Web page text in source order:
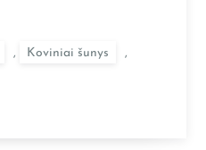
, Koviniai šunys
,